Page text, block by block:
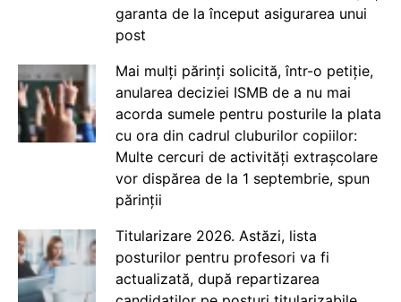
garanta de la început asigurarea unui
post
Mai mulți părinți solicită, într-o petiție,
anularea deciziei ISMB de a nu mai
acorda sumele pentru posturile la plata
cu ora din cadrul cluburilor copiilor:
Multe cercuri de activități extrașcolare
vor dispărea de la 1 septembrie, spun
părinții
Titularizare 2026. Astăzi, lista
posturilor pentru profesori va fi
actualizată, după repartizarea